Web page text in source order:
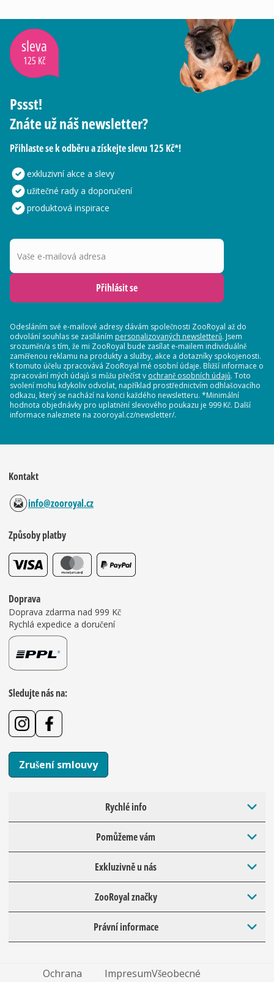
sleva
125 Kč
Pssst!
Znáte už náš newsletter?
Přihlaste se k odběru a získejte slevu 125 Kč*!
exkluzivní akce a slevy
užitečné rady a doporučení
produktová inspirace
Vaše e-mailová adresa
Přihlásit se
Odesláním své e-mailové adresy dávám společnosti ZooRoyal až do
odvolání souhlas se zasíláním personalizovaných newsletterů. Jsem
srozuměn/a s tím, že mi ZooRoyal bude zasílat e-mailem individuálně
zaměřenou reklamu na produkty a služby, akce a dotazníky spokojenosti.
K tomuto účelu zpracovává ZooRoyal mé osobní údaje. Bližší informace o
zpracování mých údajů si můžu přečíst v ochraně osobních údajů. Toto
svolení mohu kdykoliv odvolat, například prostřednictvím odhlašovacího
odkazu, který se nachází na konci každého newsletteru. *Minimální
hodnota objednávky pro uplatnění slevového poukazu je 999 Kč. Další
informace naleznete na zooroyal.cz/newsletter/.
Kontakt
info@zooroyal.cz
Způsoby platby
Doprava
Doprava zdarma nad 999 Kč
Rychlá expedice a doručení
Sledujte nás na:
Zrušení smlouvy
Rychlé info
Pomůžeme vám
Exkluzivně u nás
ZooRoyal značky
Právní informace
Ochrana
ImpresumVšeobecné